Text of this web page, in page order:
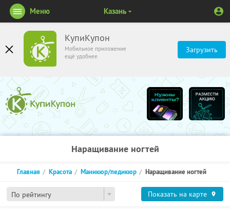
КупиКупон
Мобильное приложение
ещё удобнее
Загрузить
Меню Казань
Наращивание ногтей
По рейтингу
Главная Красота Маникюр/педикюр Наращивание ногтей
Показать на карте